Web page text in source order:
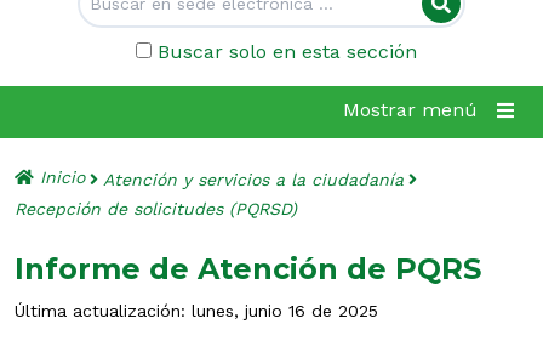
Buscar solo en esta sección
Mostrar menú
Inicio
Atención y servicios a la ciudadanía
Recepción de solicitudes (PQRSD)
Informe de Atención de PQRS
Última actualización: lunes, junio 16 de 2025